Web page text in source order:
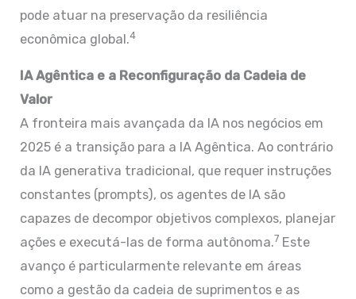
pode atuar na preservação da resiliência
econômica global.4
IA Agêntica e a Reconfiguração da Cadeia de
Valor
A fronteira mais avançada da IA nos negócios em
2025 é a transição para a IA Agêntica. Ao contrário
da IA generativa tradicional, que requer instruções
constantes (prompts), os agentes de IA são
capazes de decompor objetivos complexos, planejar
ações e executá-las de forma autônoma.7 Este
avanço é particularmente relevante em áreas
como a gestão da cadeia de suprimentos e as